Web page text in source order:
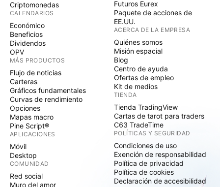
Criptomonedas
CALENDARIOS
Económico
Beneficios
Dividendos
OPV
MÁS PRODUCTOS
Flujo de noticias
Carteras
Gráficos fundamentales
Curvas de rendimiento
Opciones
Mapas macro
Pine Script®
APLICACIONES
Móvil
Desktop
COMUNIDAD
Red social
Muro del amor
Futuros Eurex
Paquete de acciones de
EE.UU.
ACERCA DE LA EMPRESA
Quiénes somos
Misión espacial
Blog
Centro de ayuda
Ofertas de empleo
Kit de medios
TIENDA
Tienda TradingView
Cartas de tarot para traders
C63 TradeTime
POLÍTICAS Y SEGURIDAD
Condiciones de uso
Exención de responsabilidad
Política de privacidad
Política de cookies
Declaración de accesibilidad